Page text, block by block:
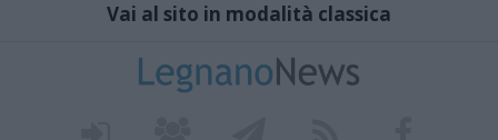
Vai al sito in modalità classica